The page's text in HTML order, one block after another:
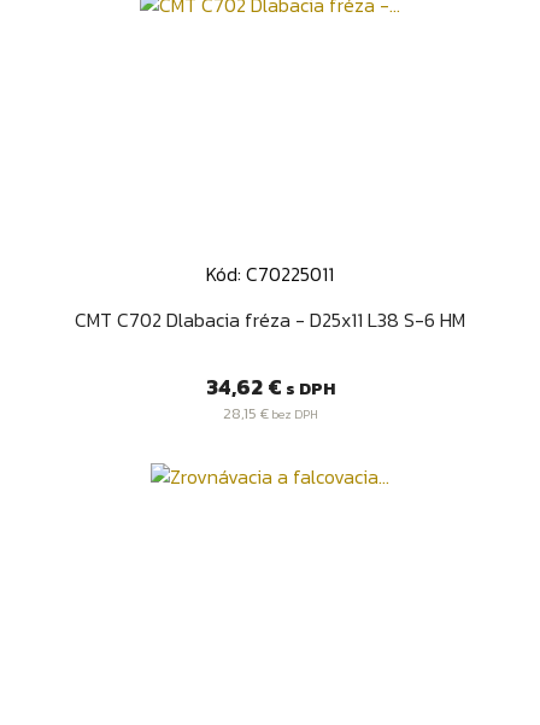
Kód: C70225011
CMT C702 Dlabacia fréza - D25x11 L38 S-6 HM
Cena
34,62 € s DPH
28,15 €bez DPH